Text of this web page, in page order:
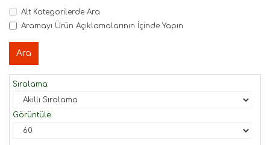
Alt Kategorilerde Ara
Aramayı Ürün Açıklamalarının İçinde Yapın
Sıralama:
Görüntüle: